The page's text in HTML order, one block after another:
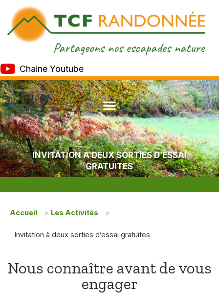
Chaine Youtube
INVITATION À DEUX SORTIES D’ESSAI
GRATUITES
Accueil > Les Activités >
Invitation à deux sorties d’essai gratuites
Nous connaître avant de vous
engager